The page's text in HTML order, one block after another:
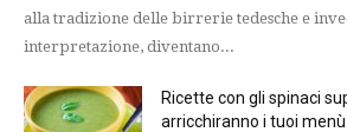
alla tradizione delle birrerie tedesche e
interpretazione, diventano...
Ricette con gli spinaci
arricchiranno i tuoi